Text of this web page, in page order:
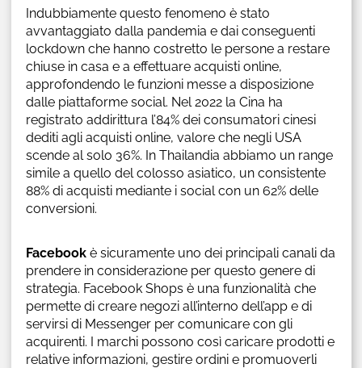
Indubbiamente questo fenomeno è stato
avvantaggiato dalla pandemia e dai conseguenti
lockdown che hanno costretto le persone a restare
chiuse in casa e a effettuare acquisti online,
approfondendo le funzioni messe a disposizione
dalle piattaforme social. Nel 2022 la Cina ha
registrato addirittura l’84% dei consumatori cinesi
dediti agli acquisti online, valore che negli USA
scende al solo 36%. In Thailandia abbiamo un range
simile a quello del colosso asiatico, un consistente
88% di acquisti mediante i social con un 62% delle
conversioni.
Facebookè sicuramente uno dei principali canali da
prendere in considerazione per questo genere di
strategia. Facebook Shops è una funzionalità che
permette di creare negozi all’interno dell’app e di
servirsi di Messenger per comunicare con gli
acquirenti. I marchi possono così caricare prodotti e
relative informazioni, gestire ordini e promuoverli